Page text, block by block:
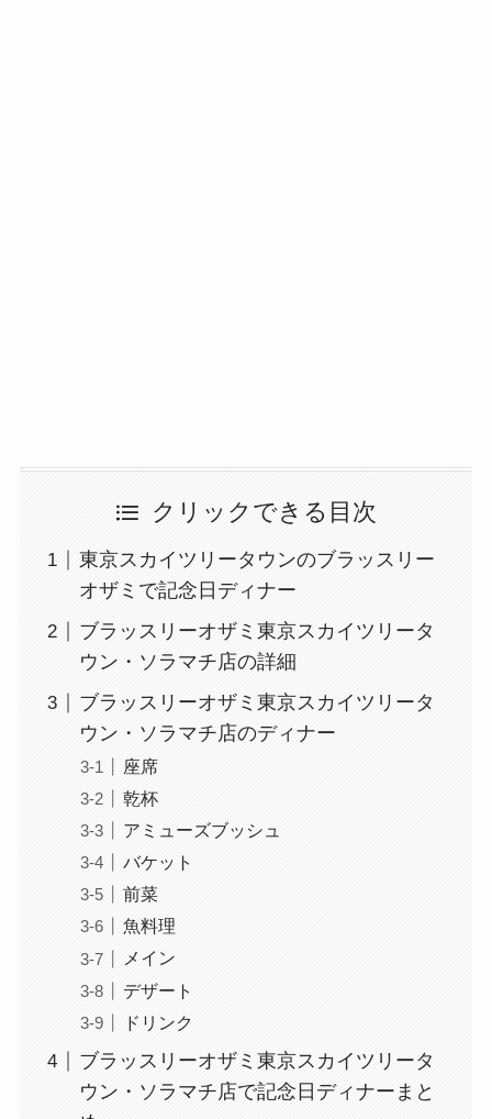
クリックできる目次
東京スカイツリータウンのブラッスリー
オザミで記念日ディナー
ブラッスリーオザミ東京スカイツリータ
ウン・ソラマチ店の詳細
ブラッスリーオザミ東京スカイツリータ
ウン・ソラマチ店のディナー
座席
乾杯
アミューズブッシュ
バケット
前菜
魚料理
メイン
デザート
ドリンク
ブラッスリーオザミ東京スカイツリータ
ウン・ソラマチ店で記念日ディナーまと